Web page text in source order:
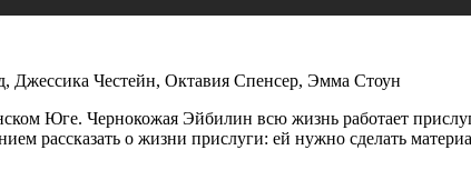
Джессика Честейн, Октавия Спенсер, Эмма Стоун
Юге. Чернокожая Эйбилин всю жизнь работает
рассказать о жизни прислуги: ей нужно сделать